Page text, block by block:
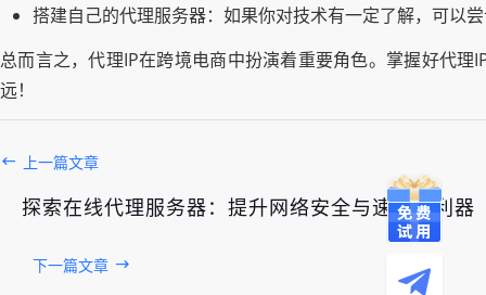
搭建自己的代理服务器：如果你对技术有一定了解，可以
总而言之，代理IP在跨境电商中扮演着重要角色。掌握好代
远！
上一篇文章
探索在线代理服务器：提升网络安全与速度的利器
下一篇文章